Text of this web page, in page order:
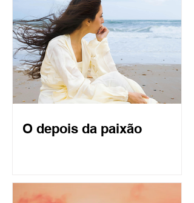
O depois da paixão